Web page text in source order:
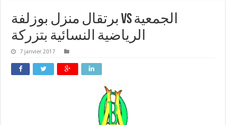
برتقال منزل بوزلفة vs الجمعية
الرياضية النسائية بتزركة
7 janvier 2017